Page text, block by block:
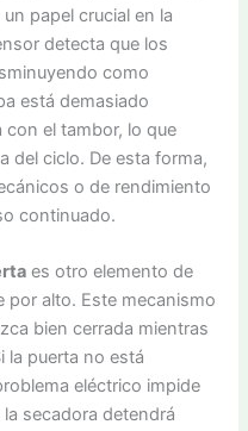
papel crucial en la
detecta que los
como
está demasiado
con el tambor, lo que
del ciclo. De esta forma,
o de rendimiento
continuado.
es otro elemento de
por alto. Este mecanismo
bien cerrada mientras
la puerta no está
eléctrico impide
secadora detendrá